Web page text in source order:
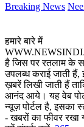
Breaking News
हमारे बारे में
है जिस पर रतलाम के
उपलब्ध कराई जाती हैं,
ख़बरें लिखी जाती हैं
आनंद आये। यह वेब
न्यूज़ पोर्टल है, इसका
- खबरों का फीवर रखा